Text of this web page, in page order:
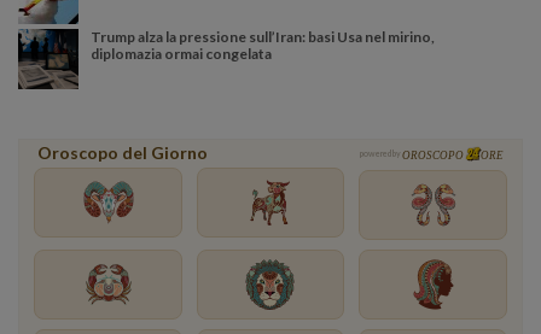
Trump alza la pressione sull’Iran: basi Usa nel mirino,
diplomazia ormai congelata
Oroscopo del Giorno powered by OROSCOPO ORE